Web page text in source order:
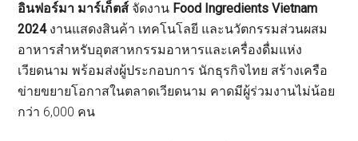
อินฟอร์มา มาร์เก็ตส์ จัดงาน Food Ingredients Vietnam
2024งานแสดงสินค้า เทคโนโลยี และนวัตกรรมส่วนผสม
อาหารสำหรับอุตสาหกรรมอาหารและเครื่องดื่มแห่ง
เวียดนาม พร้อมส่งผู้ประกอบการ นักธุรกิจไทย สร้างเครือ
ข่ายขยายโอกาสในตลาดเวียดนาม คาดมีผู้ร่วมงานไม่น้อย
กว่า 6,000 คน